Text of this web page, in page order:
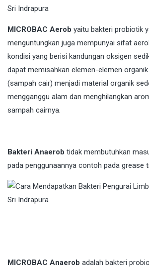
MICROBAC Aerob yaitu bakteri probiotik
menguntungkan juga mempunyai sifat
kondisi yang berisi kandungan oksigen
dapat memisahkan elemen-elemen
(sampah cair) menjadi material organik
mengganggu alam dan menghilangkan
sampah cairnya.
Bakteri Anaerob tidak membutuhkan
pada penggunaannya contoh pada grease
MICROBAC Anaerob adalah bakteri